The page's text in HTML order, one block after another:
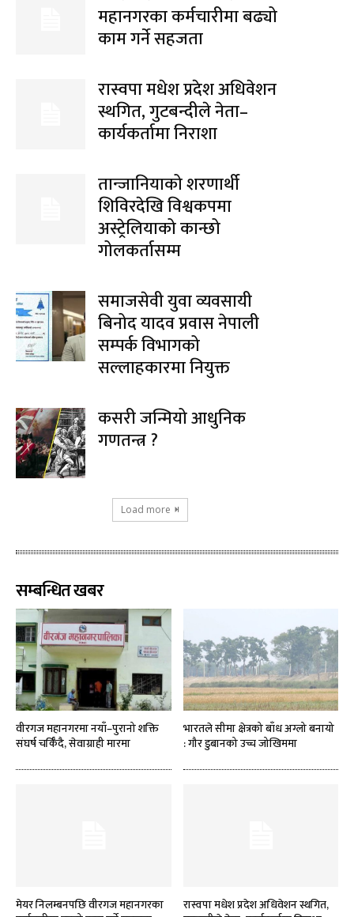
महानगरका कर्मचारीमा बढ्यो
काम गर्ने सहजता
रास्वपा मधेश प्रदेश अधिवेशन
स्थगित, गुटबन्दीले नेता–
कार्यकर्तामा निराशा
तान्जानियाको शरणार्थी
शिविरदेखि विश्वकपमा
अस्ट्रेलियाको कान्छो
गोलकर्तासम्म
समाजसेवी युवा व्यवसायी
बिनोद यादव प्रवास नेपाली
सम्पर्क विभागको
सल्लाहकारमा नियुक्त
कसरी जन्मियो आधुनिक
गणतन्त्र ?
Load more
सम्बन्धित खबर
वीरगज महानगरमा नयाँ–पुरानो शक्ति
संघर्ष चर्किँदै, सेवाग्राही मारमा
भारतले सीमा क्षेत्रको बाँध अग्लो बनायो
: गौर डुबानको उच्च जोखिममा
मेयर निलम्बनपछि वीरगज महानगरका
रास्वपा मधेश प्रदेश अधिवेशन स्थगित,